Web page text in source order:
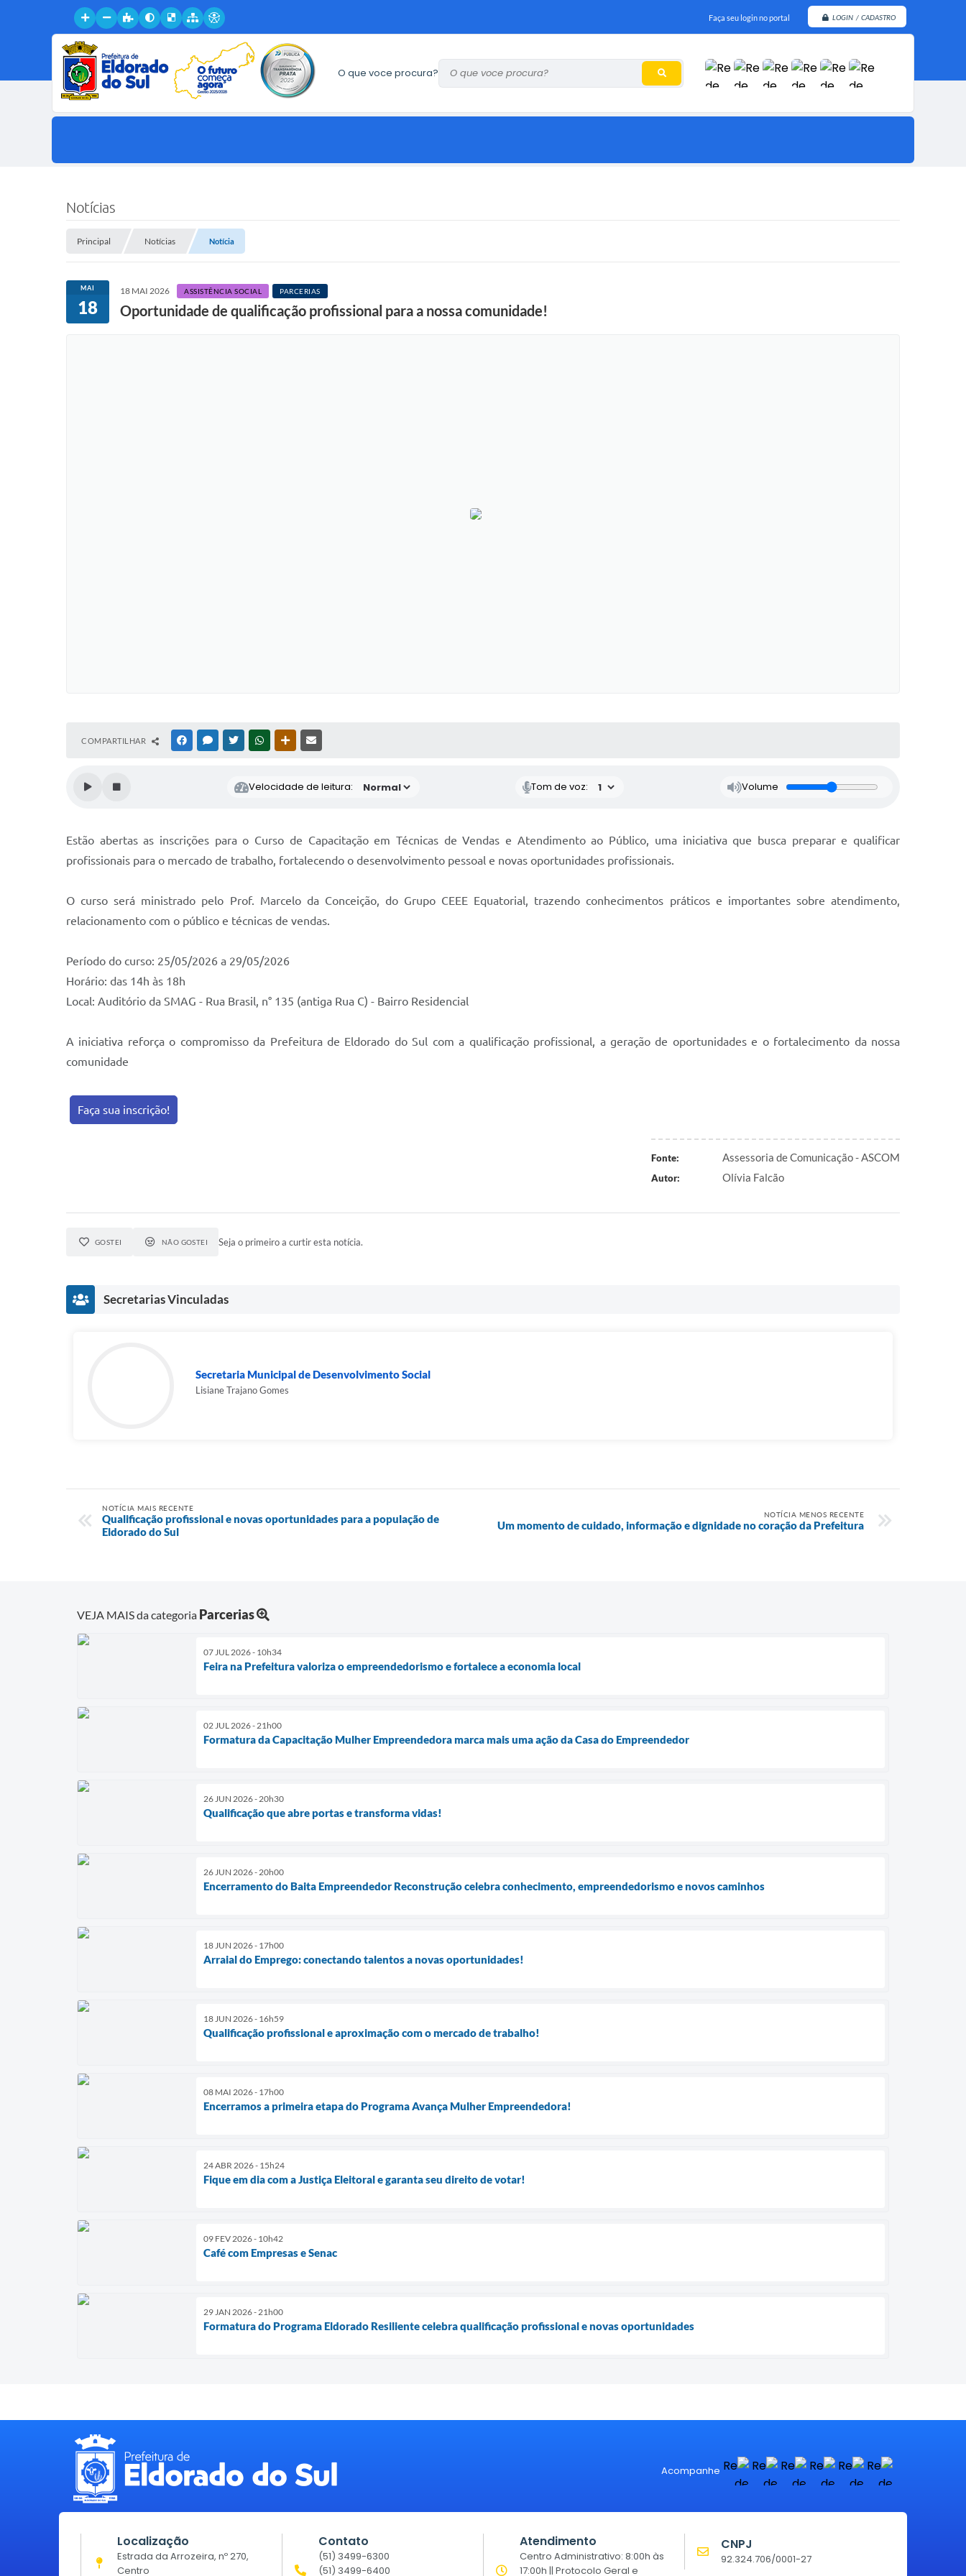
Faça seu login no portal LOGIN / CADASTRO
O que voce procura?
Notícias
Principal Notícias Notícia
MAI
18
18 MAI 2026 ASSISTÊNCIA SOCIAL PARCERIAS
Oportunidade de qualificação profissional para a nossa comunidade!
COMPARTILHAR FACEBOOKMESSENGER
TWITTERWHATSAPPOUTRAS MÍDIAS
Velocidade de leitura: Tom de voz: Volume
Estão abertas as inscrições para o Curso de Capacitação em Técnicas de Vendas e Atendimento ao Público, uma iniciativa que busca preparar e qualificar
profissionais para o mercado de trabalho, fortalecendo o desenvolvimento pessoal e novas oportunidades profissionais.
O curso será ministrado pelo Prof. Marcelo da Conceição, do Grupo CEEE Equatorial, trazendo conhecimentos práticos e importantes sobre atendimento,
relacionamento com o público e técnicas de vendas.
Período do curso: 25/05/2026 a 29/05/2026
Horário: das 14h às 18h
Local: Auditório da SMAG - Rua Brasil, n° 135 (antiga Rua C) - Bairro Residencial
A iniciativa reforça o compromisso da Prefeitura de Eldorado do Sul com a qualificação profissional, a geração de oportunidades e o fortalecimento da nossa
comunidade
Faça sua inscrição!
Fonte: Assessoria de Comunicação - ASCOM
Autor: Olívia Falcão
GOSTEI NÃO GOSTEI Seja o primeiro a curtir esta notícia.
Secretarias Vinculadas
Secretaria Municipal de Desenvolvimento Social
Lisiane Trajano Gomes
NOTÍCIA MAIS RECENTE
Qualificação profissional e novas oportunidades para a população de
Eldorado do Sul
NOTÍCIA MENOS RECENTE
Um momento de cuidado, informação e dignidade no coração da Prefeitura
VEJA MAIS da categoria Parcerias
07 JUL 2026 - 10h34
Feira na Prefeitura valoriza o empreendedorismo e fortalece a economia local
02 JUL 2026 - 21h00
Formatura da Capacitação Mulher Empreendedora marca mais uma ação da Casa do Empreendedor
26 JUN 2026 - 20h30
Qualificação que abre portas e transforma vidas!
26 JUN 2026 - 20h00
Encerramento do Baita Empreendedor Reconstrução celebra conhecimento, empreendedorismo e novos caminhos
18 JUN 2026 - 17h00
Arraial do Emprego: conectando talentos a novas oportunidades!
18 JUN 2026 - 16h59
Qualificação profissional e aproximação com o mercado de trabalho!
08 MAI 2026 - 17h00
Encerramos a primeira etapa do Programa Avança Mulher Empreendedora!
24 ABR 2026 - 15h24
Fique em dia com a Justiça Eleitoral e garanta seu direito de votar!
09 FEV 2026 - 10h42
Café com Empresas e Senac
29 JAN 2026 - 21h00
Formatura do Programa Eldorado Resiliente celebra qualificação profissional e novas oportunidades
Acompanhe
Localização
Estrada da Arrozeira, nº 270,
Centro
Contato
(51) 3499-6300
(51) 3499-6400
Atendimento
Centro Administrativo: 8:00h às
17:00h || Protocolo Geral e
CNPJ
92.324.706/0001-27